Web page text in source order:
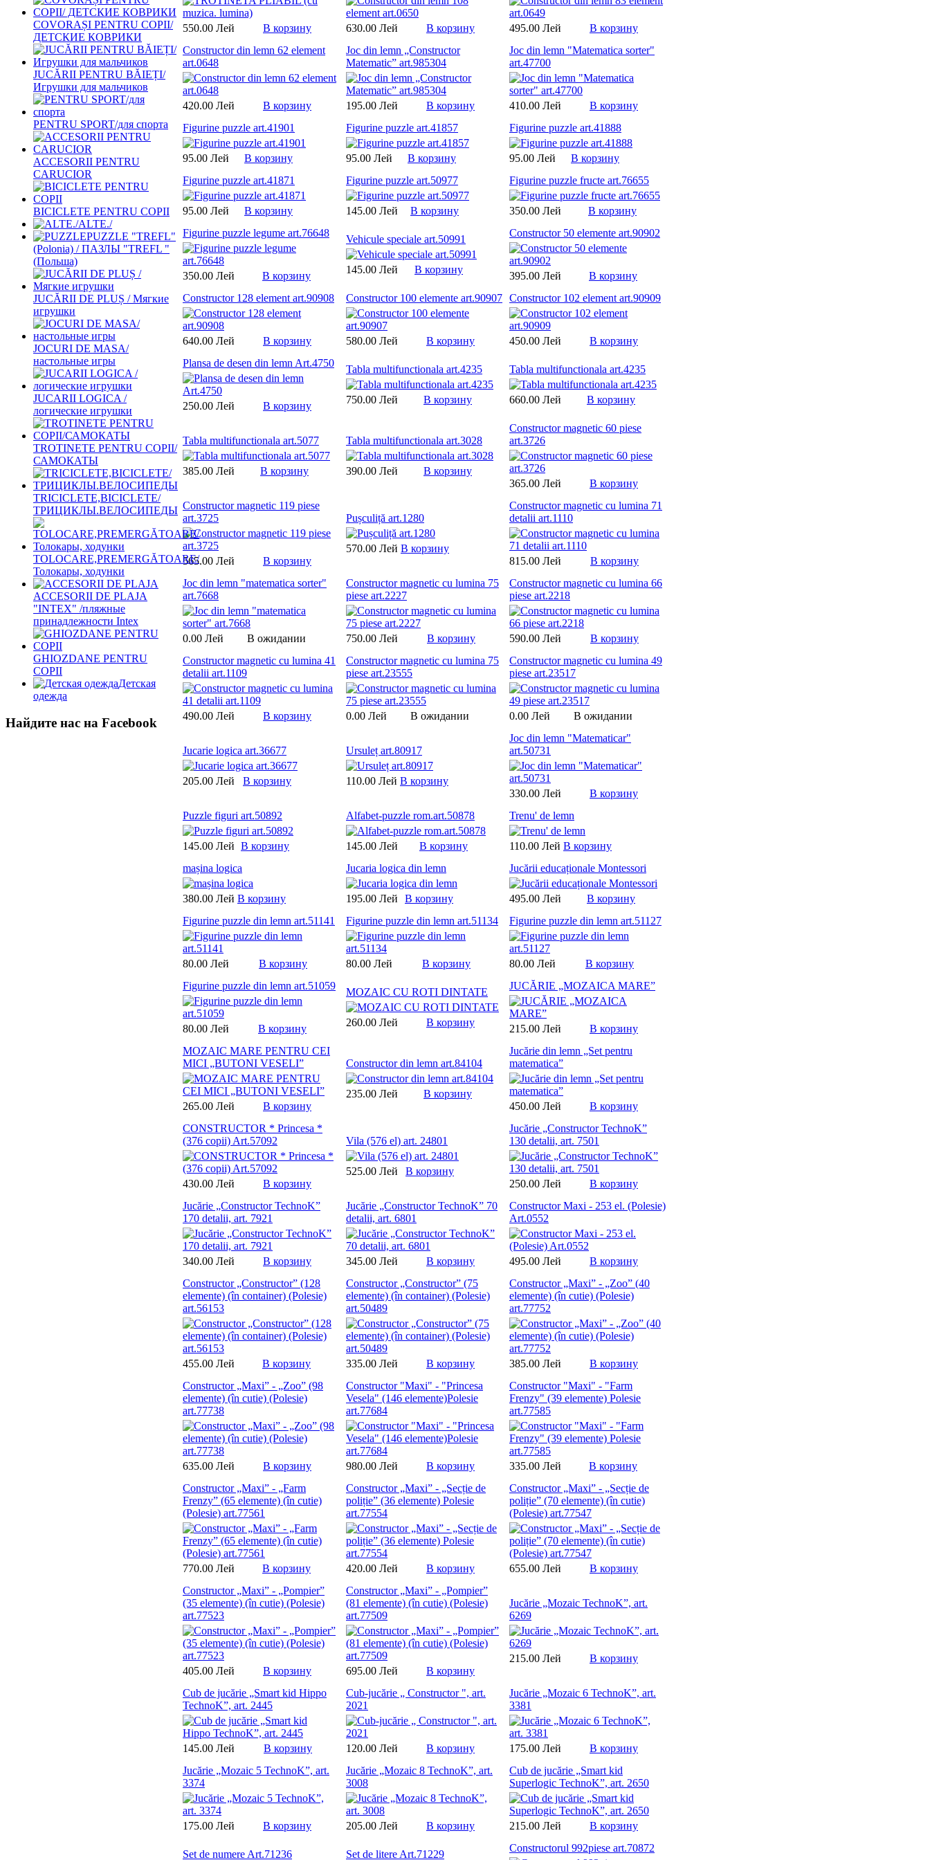
550.00 Лей В корзину 630.00 Лей В корзину 495.00 Лей
В корзину
Constructor din lemn 62 element
art.0648
420.00 Лей В корзину
Joc din lemn „Constructor
Matematic” art.985304
195.00 Лей В корзину
Joc din lemn "Matematica sorter"
art.47700
410.00 Лей
В корзину
Figurine puzzle art.41901
95.00 Лей В корзину
Figurine puzzle art.41857
95.00 Лей В корзину
Figurine puzzle art.41888
95.00 Лей
В корзину
Figurine puzzle art.41871
95.00 Лей В корзину
Figurine puzzle art.50977
145.00 Лей В корзину
Figurine puzzle fructe art.76655
350.00 Лей
В корзину
Figurine puzzle legume art.76648
350.00 Лей В корзину
Vehicule speciale art.50991
145.00 Лей В корзину
Constructor 50 elemente art.90902
395.00 Лей
В корзину
Constructor 128 element art.90908
640.00 Лей В корзину
Constructor 100 elemente art.90907
580.00 Лей В корзину
Constructor 102 element art.90909
450.00 Лей
В корзину
Plansa de desen din lemn Art.4750
250.00 Лей В корзину
Tabla multifunctionala art.4235
750.00 Лей В корзину
Tabla multifunctionala art.4235
660.00 Лей В корзину
Tabla multifunctionala art.5077
385.00 Лей В корзину
Tabla multifunctionala art.3028
390.00 Лей В корзину
Constructor magnetic 60 piese
art.3726
365.00 Лей
В корзину
Constructor magnetic 119 piese
art.3725
565.00 Лей В корзину
Pușculiță art.1280
570.00 Лей В корзину
Constructor magnetic cu lumina 71
detalii art.1110
815.00 Лей
В корзину
Joc din lemn "matematica sorter"
art.7668
0.00 Лей В ожидании
Constructor magnetic cu lumina 75
piese art.2227
750.00 Лей В корзину
Constructor magnetic cu lumina 66
piese art.2218
590.00 Лей
В корзину
Constructor magnetic cu lumina 41
detalii art.1109
490.00 Лей В корзину
Constructor magnetic cu lumina 75
piese art.23555
0.00 Лей В ожидании
Constructor magnetic cu lumina 49
piese art.23517
0.00 Лей В ожидании
Jucarie logica art.36677
205.00 Лей В корзину
Ursuleț art.80917
110.00 Лей В корзину
Joc din lemn "Matematicar"
art.50731
330.00 Лей
В корзину
Puzzle figuri art.50892
145.00 Лей В корзину
Alfabet-puzzle rom.art.50878
145.00 Лей В корзину
Trenu' de lemn
110.00 Лей В корзину
mașina logica
380.00 Лей В корзину
Jucaria logica din lemn
195.00 Лей В корзину
Jucării educaționale Montessori
495.00 Лей
В корзину
Figurine puzzle din lemn art.51141
80.00 Лей В корзину
Figurine puzzle din lemn art.51134
80.00 Лей В корзину
Figurine puzzle din lemn art.51127
80.00 Лей
В корзину
Figurine puzzle din lemn art.51059
80.00 Лей В корзину
MOZAIC CU ROTI DINTATE
260.00 Лей В корзину
JUCĂRIE „MOZAICA MARE”
215.00 Лей
В корзину
MOZAIC MARE PENTRU CEI
MICI „BUTONI VESELI”
265.00 Лей В корзину
Constructor din lemn art.84104
235.00 Лей В корзину
Jucărie din lemn „Set pentru
matematica”
450.00 Лей
В корзину
CONSTRUCTOR * Princesa *
(376 copii) Art.57092
430.00 Лей В корзину
Vila (576 el) art. 24801
525.00 Лей В корзину
Jucărie „Constructor TechnoK”
130 detalii, art. 7501
250.00 Лей
В корзину
Jucărie „Constructor TechnoK”
170 detalii, art. 7921
340.00 Лей В корзину
Jucărie „Constructor TechnoK” 70
detalii, art. 6801
345.00 Лей В корзину
Constructor Maxi - 253 el. (Polesie)
Art.0552
495.00 Лей
В корзину
Constructor „Constructor” (128
elemente) (în container) (Polesie)
art.56153
455.00 Лей В корзину
Constructor „Constructor” (75
elemente) (în container) (Polesie)
art.50489
335.00 Лей В корзину
Constructor „Maxi” - „Zoo” (40
elemente) (în cutie) (Polesie)
art.77752
385.00 Лей
В корзину
Constructor „Maxi” - „Zoo” (98
elemente) (în cutie) (Polesie)
art.77738
635.00 Лей В корзину
Constructor "Maxi" - "Princesa
Vesela" (146 elemente)Polesie
art.77684
980.00 Лей В корзину
Constructor "Maxi" - "Farm
Frenzy" (39 elemente) Polesie
art.77585
335.00 Лей
В корзину
Constructor „Maxi” - „Farm
Frenzy” (65 elemente) (în cutie)
(Polesie) art.77561
770.00 Лей В корзину
Constructor „Maxi” - „Secție de
poliție” (36 elemente) Polesie
art.77554
420.00 Лей В корзину
Constructor „Maxi” - „Secție de
poliție” (70 elemente) (în cutie)
(Polesie) art.77547
655.00 Лей
В корзину
Constructor „Maxi” - „Pompier”
(35 elemente) (în cutie) (Polesie)
art.77523
405.00 Лей В корзину
Constructor „Maxi” - „Pompier”
(81 elemente) (în cutie) (Polesie)
art.77509
695.00 Лей В корзину
Jucărie „Mozaic TechnoK”, art.
6269
215.00 Лей В корзину
Cub de jucărie „Smart kid Hippo
TechnoK”, art. 2445
145.00 Лей В корзину
Cub-jucărie „ Constructor ", art.
2021
120.00 Лей В корзину
Jucărie „Mozaic 6 TechnoK”, art.
3381
175.00 Лей
В корзину
Jucărie „Mozaic 5 TechnoK”, art.
3374
175.00 Лей В корзину
Jucărie „Mozaic 8 TechnoK”, art.
3008
205.00 Лей В корзину
Cub de jucărie „Smart kid
Superlogic TechnoK”, art. 2650
215.00 Лей В корзину
Set de numere Art.71236 Set de litere Art.71229
Constructorul 992piese art.70872
COVORAȘI PENTRU COPII/
ДЕТСКИЕ КОВРИКИ
JUCĂRII PENTRU BĂIEȚI/
Игрушки для мальчиков
PENTRU SPORT/для спорта
ACCESORII PENTRU
CARUCIOR
BICICLETE PENTRU COPII
ALTE./
PUZZLE "TREFL"
(Polonia) / ПАЗЛЫ "TREFL "
(Польша)
JUCĂRII DE PLUȘ / Мягкие
игрушки
JOCURI DE MASA/
настольные игры
JUCARII LOGICA /
логические игрушки
TROTINETE PENTRU COPII/
САМОКАТЫ
TRICICLETE,BICICLETE/
ТРИЦИКЛЫ.ВЕЛОСИПЕДЫ
TOLOCARE,PREMERGĂTOARE/
Толокары, ходунки
ACCESORII DE PLAJA
"INTEX" /пляжные
принадлежности Intex
GHIOZDANE PENTRU
COPII
Детская
одежда
Найдите нас на Facebook